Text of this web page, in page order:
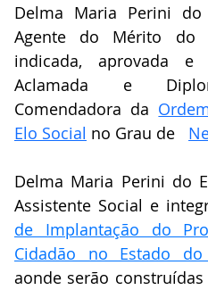
Delma Maria Perini do
Agente do Mérito do
indicada, aprovada e
Aclamada e
Comendadora da
Elo Social no Grau de
Delma Maria Perini do
Assistente Social e
de Implantação do
aonde serão construídas